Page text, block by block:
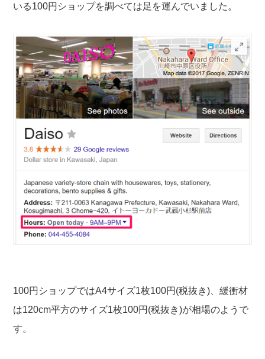
いる100円ショップを調べては足を運んでいました。
100円ショップではA4サイズ1枚100円(税抜き)、緩衝材
は120cm平方のサイズ1枚100円(税抜き)が相場のようで
す。